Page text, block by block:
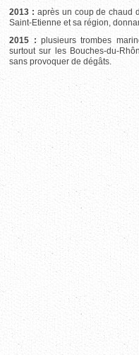
2013 : après un coup de chaud
Saint-Etienne et sa région,
2015 : plusieurs trombes
surtout sur les Bouches-du-
sans provoquer de dégâts.